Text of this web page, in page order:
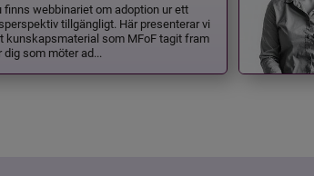
finns webbinariet om adoption ur ett
tillgängligt. Här presenterar vi
kunskapsmaterial som MFoF tagit fram
dig som möter ad...